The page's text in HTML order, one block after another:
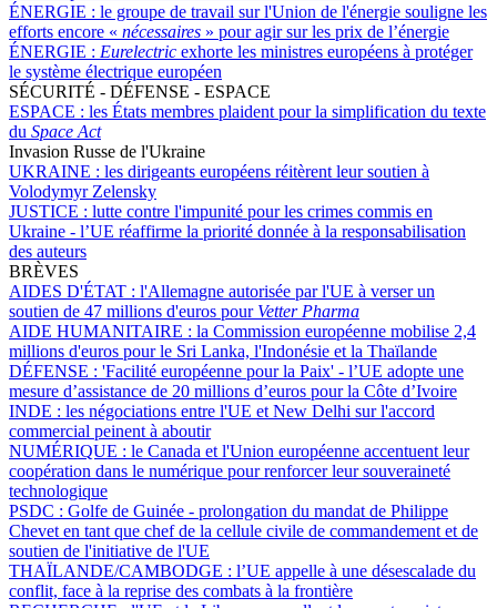
ÉNERGIE : le groupe de travail sur l'Union de l'énergie souligne les
efforts encore « nécessaires » pour agir sur les prix de l’énergie
ÉNERGIE : Eurelectric exhorte les ministres européens à protéger
le système électrique européen
SÉCURITÉ - DÉFENSE - ESPACE
ESPACE : les États membres plaident pour la simplification du texte
du Space Act
Invasion Russe de l'Ukraine
UKRAINE : les dirigeants européens réitèrent leur soutien à
Volodymyr Zelensky
JUSTICE : lutte contre l'impunité pour les crimes commis en
Ukraine - l’UE réaffirme la priorité donnée à la responsabilisation
des auteurs
BRÈVES
AIDES D'ÉTAT : l'Allemagne autorisée par l'UE à verser un
soutien de 47 millions d'euros pour Vetter Pharma
AIDE HUMANITAIRE : la Commission européenne mobilise 2,4
millions d'euros pour le Sri Lanka, l'Indonésie et la Thaïlande
DÉFENSE : 'Facilité européenne pour la Paix' - l’UE adopte une
mesure d’assistance de 20 millions d’euros pour la Côte d’Ivoire
INDE : les négociations entre l'UE et New Delhi sur l'accord
commercial peinent à aboutir
NUMÉRIQUE : le Canada et l'Union européenne accentuent leur
coopération dans le numérique pour renforcer leur souveraineté
technologique
PSDC : Golfe de Guinée - prolongation du mandat de Philippe
Chevet en tant que chef de la cellule civile de commandement et de
soutien de l'initiative de l'UE
THAÏLANDE/CAMBODGE : l’UE appelle à une désescalade du
conflit, face à la reprise des combats à la frontière